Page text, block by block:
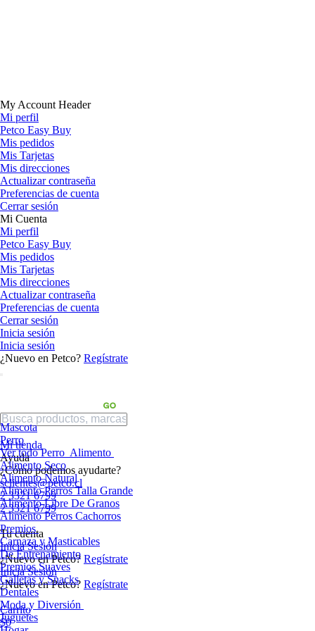
My Account Header
Mi perfil
Petco Easy Buy
Mis pedidos
Mis Tarjetas
Mis direcciones
Actualizar contraseña
Preferencias de cuenta
Cerrar sesión
Mi Cuenta
Mi perfil
Petco Easy Buy
Mis pedidos
Mis Tarjetas
Mis direcciones
Actualizar contraseña
Preferencias de cuenta
Cerrar sesión
Inicia sesión
Inicia sesión
¿Nuevo en Petco? Regístrate
Mi tienda
Ayuda
¿Cómo podemos ayudarte?
sclientes@petco.cl
2 3321 6799
2 3321 6799
Tu cuenta
Inicia Sesión
¿Nuevo en Petco? Regístrate
Inicia Sesión
¿Nuevo en Petco? Regístrate
Carrito
$0
Mascota
Perro
Ver todo Perro Alimento
Alimento Seco
Alimento Natural
Alimento Perros Talla Grande
Alimento Libre De Granos
Alimento Perros Cachorros
Premios
Carnaza y Masticables
De Entrenamiento
Premios Suaves
Galletas y Snacks
Dentales
Moda y Diversión
Juguetes